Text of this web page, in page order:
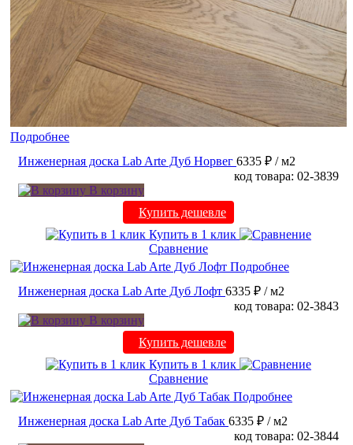
Подробнее
Инженерная доска Lab Arte Дуб Норвег 6335 ₽ / м2
код товара: 02-3839
В корзину
Купить дешевле
Купить в 1 клик
Сравнение
Подробнее
Инженерная доска Lab Arte Дуб Лофт 6335 ₽ / м2
код товара: 02-3843
В корзину
Купить дешевле
Купить в 1 клик
Сравнение
Подробнее
Инженерная доска Lab Arte Дуб Табак 6335 ₽ / м2
код товара: 02-3844